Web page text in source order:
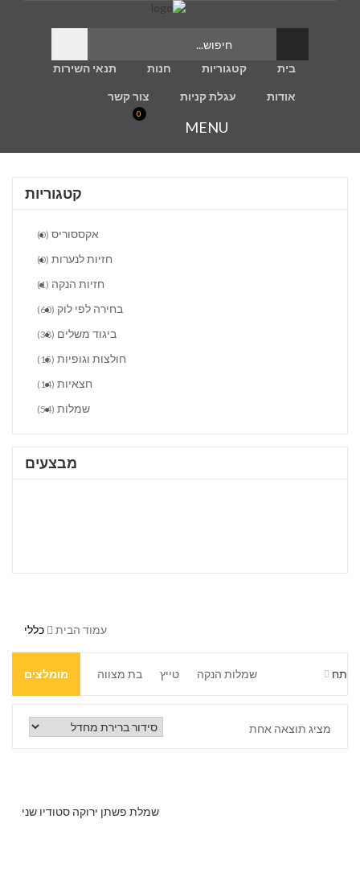
בית קטגוריות חנות תנאי השירות
אודות עגלת קניות צור קשר
MENU
0
קטגוריות
אקססוריס (0)
חזיות לנערות (0)
חזיות הנקה (1)
בחירה לפי לוק (60)
ביגוד משלים (38)
חולצות וגופיות (15)
חצאיות (14)
שמלות (54)
מבצעים
עמוד הבית כללי
מומלצים בת מצווה טייץ שמלות הנקה
שמלות לנערות
פתח
מציג תוצאה אחת
שמלת פשתן ירוקה סטודיו שני